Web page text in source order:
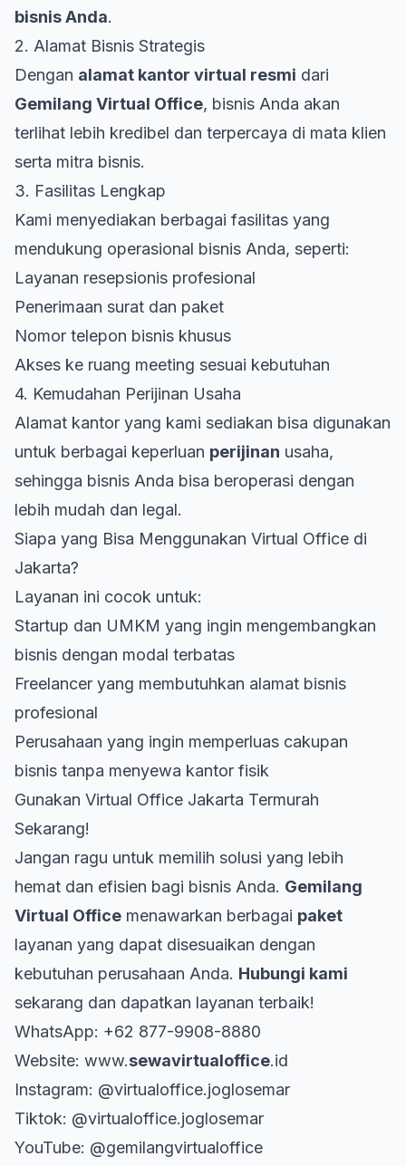
bisnis Anda.
2. Alamat Bisnis Strategis
Dengan alamat kantor virtual resmi dari
Gemilang Virtual Office, bisnis Anda akan
terlihat lebih kredibel dan terpercaya di mata klien
serta mitra bisnis.
3. Fasilitas Lengkap
Kami menyediakan berbagai fasilitas yang
mendukung operasional bisnis Anda, seperti:
Layanan resepsionis profesional
Penerimaan surat dan paket
Nomor telepon bisnis khusus
Akses ke ruang meeting sesuai kebutuhan
4. Kemudahan Perijinan Usaha
Alamat kantor yang kami sediakan bisa digunakan
untuk berbagai keperluan perijinan usaha,
sehingga bisnis Anda bisa beroperasi dengan
lebih mudah dan legal.
Siapa yang Bisa Menggunakan Virtual Office di
Jakarta?
Layanan ini cocok untuk:
Startup dan UMKM yang ingin mengembangkan
bisnis dengan modal terbatas
Freelancer yang membutuhkan alamat bisnis
profesional
Perusahaan yang ingin memperluas cakupan
bisnis tanpa menyewa kantor fisik
Gunakan Virtual Office Jakarta Termurah
Sekarang!
Jangan ragu untuk memilih solusi yang lebih
hemat dan efisien bagi bisnis Anda. Gemilang
Virtual Office menawarkan berbagai paket
layanan yang dapat disesuaikan dengan
kebutuhan perusahaan Anda. Hubungi kami
sekarang dan dapatkan layanan terbaik!
WhatsApp: +62 877-9908-8880
Website: www.sewavirtualoffice.id
Instagram: @virtualoffice.joglosemar
Tiktok: @virtualoffice.joglosemar
YouTube: @gemilangvirtualoffice